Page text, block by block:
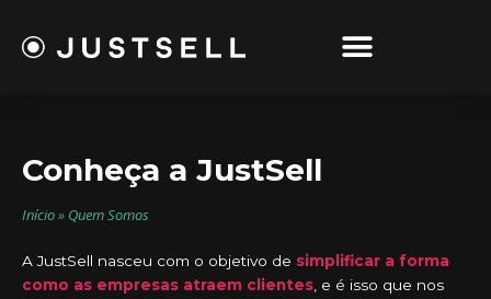
para
Conheça a JustSell
Início» Quem Somos
A JustSell nasceu com o objetivo de simplificar a forma
como as empresas atraem clientes , e é isso que nos